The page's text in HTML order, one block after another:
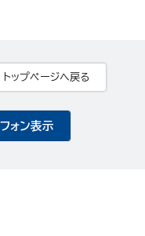
トップページへ戻る
ォン表示